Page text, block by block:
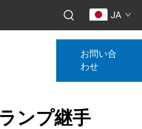
JA
お問い合
わせ
ンプ継手